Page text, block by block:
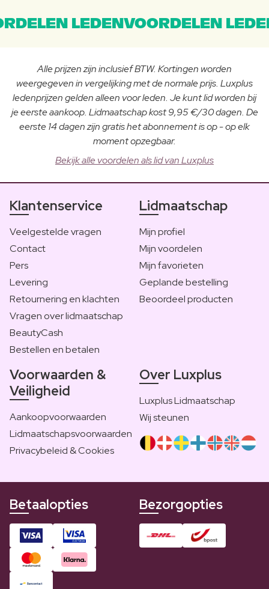
LEDENVOORDELEN
Alle prijzen zijn inclusief BTW. Kortingen worden
weergegeven in vergelijking met de normale prijs. Luxplus
ledenprijzen gelden alleen voor leden. Je kunt lid worden bij
je eerste aankoop. Lidmaatschap kost 9,95 €/30 dagen. De
eerste 14 dagen zijn gratis het abonnement is op - op elk
moment opzegbaar.
Bekijk alle voordelen als lid van Luxplus
Klantenservice
Veelgestelde vragen
Contact
Pers
Levering
Retournering en klachten
Vragen over lidmaatschap
BeautyCash
Bestellen en betalen
Lidmaatschap
Mijn profiel
Mijn voordelen
Mijn favorieten
Geplande bestelling
Beoordeel producten
Voorwaarden &
Veiligheid
Aankoopvoorwaarden
Lidmaatschapsvoorwaarden
Privacybeleid & Cookies
Over Luxplus
Luxplus Lidmaatschap
Wij steunen
Betaalopties Bezorgopties